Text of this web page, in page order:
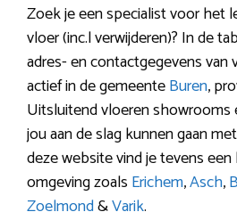
Zoek je een specialist voor het
vloer (inc.l verwijderen)? In de
adres- en contactgegevens van
actief in de gemeenteBuren,
Uitsluitend vloeren showrooms
jou aan de slag kunnen gaan
deze website vind je tevens
omgeving zoals Erichem,Asch,